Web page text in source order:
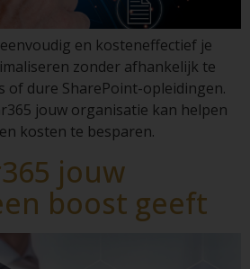
en kosteneffectief je
zonder afhankelijk te
of dure SharePoint-opleidingen.
jouw organisatie kan helpen
kosten te besparen.
jouw
boost geeft